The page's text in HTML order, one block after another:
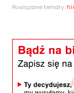
Powiązane tematy: